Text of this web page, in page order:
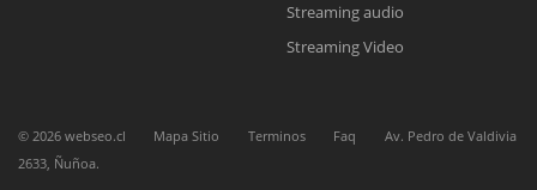
Meet para la reunión online.
Cotización
Todos nuestros ejecutivos están fuera de línea. Complete el formulario
Streaming audio
Streaming Video
© 2026 webseo.cl Mapa Sitio Terminos Faq
Av. Pedro de Valdivia
2633, Ñuñoa.